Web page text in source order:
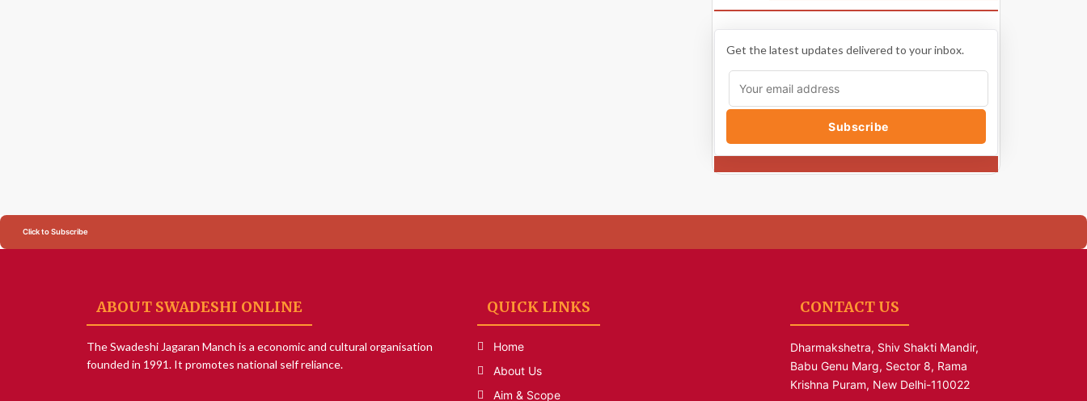
Get the latest updates delivered to your inbox.
Subscribe
Click to Subscribe
ABOUT SWADESHI ONLINE
The Swadeshi Jagaran Manch is a economic and cultural organisation
founded in 1991. It promotes national self reliance.
QUICK LINKS
Home
About Us
Aim & Scope
CONTACT US
Dharmakshetra, Shiv Shakti Mandir,
Babu Genu Marg, Sector 8, Rama
Krishna Puram, New Delhi-110022